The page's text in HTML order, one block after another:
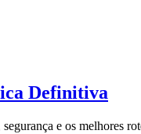
Definitiva
e os melhores